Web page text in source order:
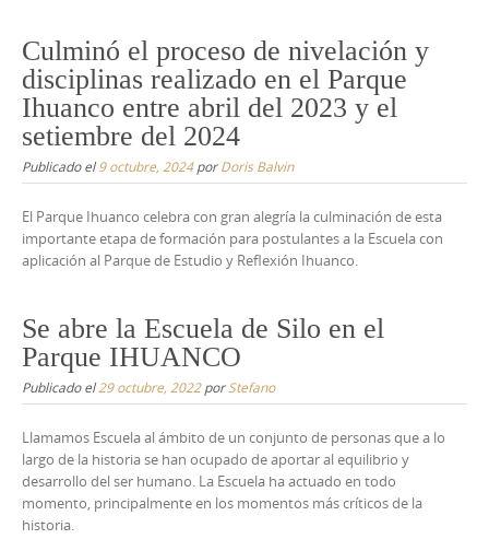
Culminó el proceso de nivelación y
disciplinas realizado en el Parque
Ihuanco entre abril del 2023 y el
setiembre del 2024
Publicado el9 octubre, 2024porDoris Balvin
El Parque Ihuanco celebra con gran alegría la culminación de esta
importante etapa de formación para postulantes a la Escuela con
aplicación al Parque de Estudio y Reflexión Ihuanco.
Se abre la Escuela de Silo en el
Parque IHUANCO
Publicado el29 octubre, 2022por Stefano
Llamamos Escuela al ámbito de un conjunto de personas que a lo
largo de la historia se han ocupado de aportar al equilibrio y
desarrollo del ser humano. La Escuela ha actuado en todo
momento, principalmente en los momentos más críticos de la
historia.